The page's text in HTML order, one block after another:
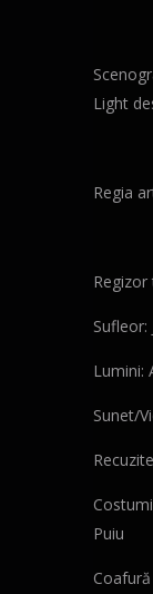
Light
Regia
Regizor
Sufleor:
Lumini:
Sunet/
Puiu